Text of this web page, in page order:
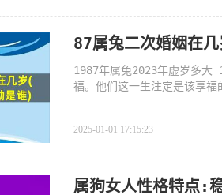
87属兔二次婚姻在
1987年属兔2023年虚岁多大
福。他们这一生注定是该享
2025-01-01 17:15:23
属狗女人性格特点: